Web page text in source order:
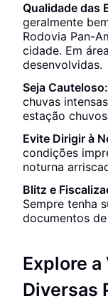
Qualidade das
geralmente
Rodovia Pan-
cidade. Em
desenvolvidas.
Seja Cauteloso:
chuvas
estação
Evite Dirigir à
condições
noturna
Blitz e
Sempre tenha
documentos
Explore
Diversas